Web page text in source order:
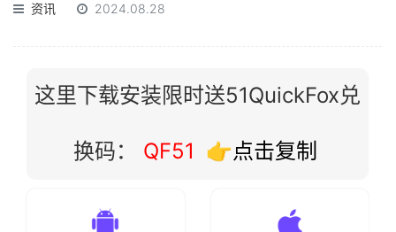
资讯 2024.08.28
这里下载安装限时送51QuickFox兑
换码： QF51 👉点击复制